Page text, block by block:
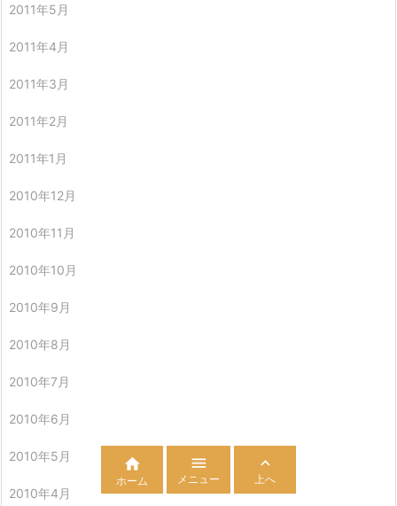
2011年5月
2011年4月
2011年3月
2011年2月
2011年1月
2010年12月
2010年11月
2010年10月
2010年9月
2010年8月
2010年7月
2010年6月
2010年5月
2010年4月

ホーム

メニュー

上へ